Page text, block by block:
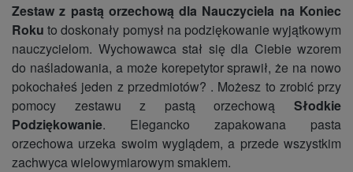
Zestaw z pastą orzechową dla Nauczyciela na Koniec
Roku to doskonały pomysł na podziękowanie wyjątkowym
nauczycielom. Wychowawca stał się dla Ciebie wzorem
do naśladowania, a może korepetytor sprawił, że na nowo
pokochałeś jeden z przedmiotów? . Możesz to zrobić przy
pomocy zestawu z pastą orzechową Słodkie
Podziękowanie. Elegancko zapakowana pasta
orzechowa urzeka swoim wyglądem, a przede wszystkim
zachwyca wielowymiarowym smakiem.